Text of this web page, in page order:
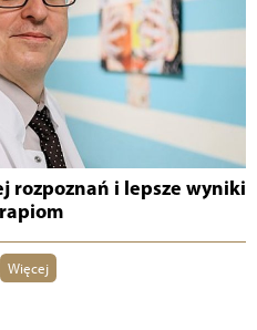
rozpoznań i lepsze wyniki
Więcej